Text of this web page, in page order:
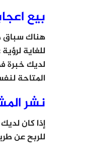
بيع
هناك سباق
للغاية
المتاحة
نشر
إذا كان
للربح عن